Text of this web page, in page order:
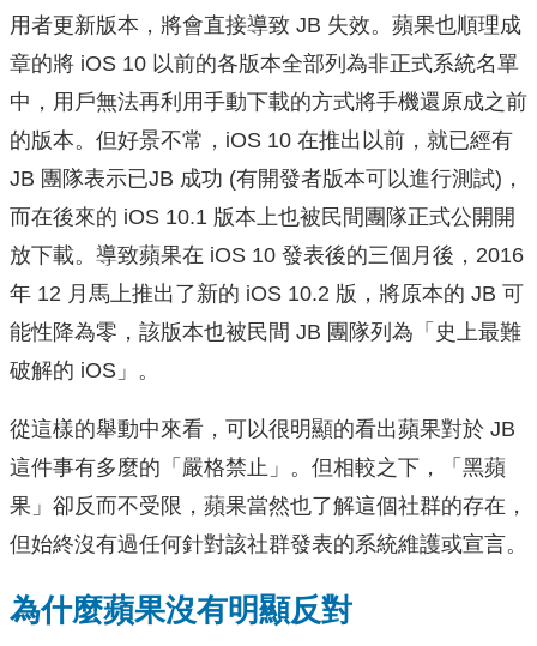
用者更新版本，將會直接導致 JB 失效。蘋果也順理成
章的將 iOS 10 以前的各版本全部列為非正式系統名單
中，用戶無法再利用手動下載的方式將手機還原成之前
的版本。但好景不常，iOS 10 在推出以前，就已經有
JB 團隊表示已JB 成功 (有開發者版本可以進行測試)，
而在後來的 iOS 10.1 版本上也被民間團隊正式公開開
放下載。導致蘋果在 iOS 10 發表後的三個月後，2016
年 12 月馬上推出了新的 iOS 10.2 版，將原本的 JB 可
能性降為零，該版本也被民間 JB 團隊列為「史上最難
破解的 iOS」。
從這樣的舉動中來看，可以很明顯的看出蘋果對於 JB
這件事有多麼的「嚴格禁止」。但相較之下，「黑蘋
果」卻反而不受限，蘋果當然也了解這個社群的存在，
但始終沒有過任何針對該社群發表的系統維護或宣言。
為什麼蘋果沒有明顯反對